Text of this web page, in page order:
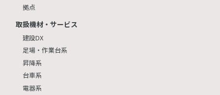
拠点
取扱機材・サービス
建設DX
足場・作業台系
昇降系
台車系
電器系